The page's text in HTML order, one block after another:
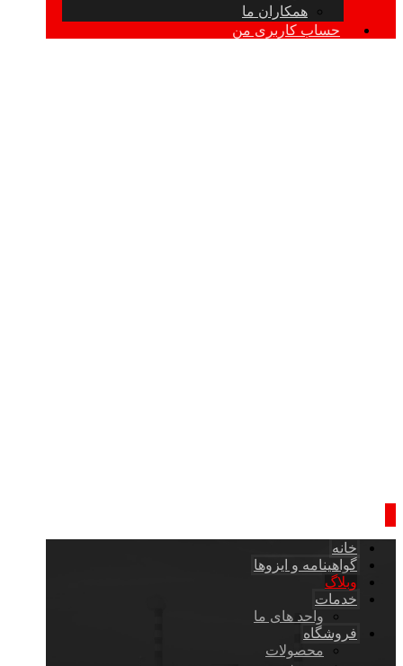
همکاران ما
حساب کاربری من
خانه
گواهینامه و ایزوها
وبلاگ
خدمات
واحد های ما
فروشگاه
محصولات